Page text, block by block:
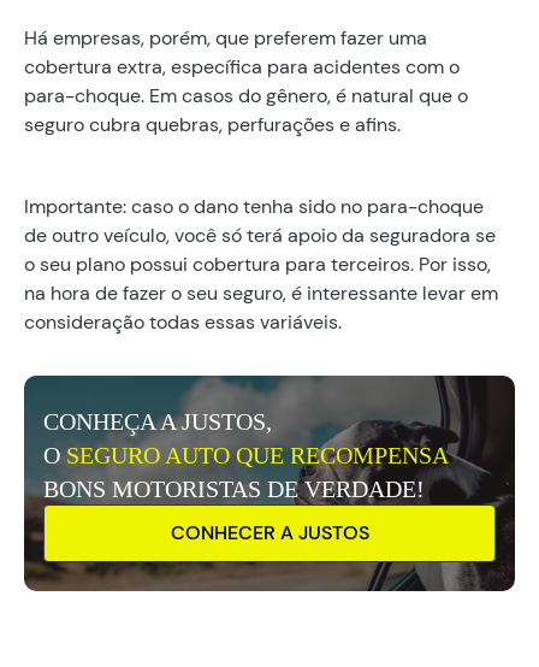
Há empresas, porém, que preferem fazer uma
cobertura extra, específica para acidentes com o
para-choque. Em casos do gênero, é natural que o
seguro cubra quebras, perfurações e afins.
Importante: caso o dano tenha sido no para-choque
de outro veículo, você só terá apoio da seguradora se
o seu plano possui cobertura para terceiros. Por isso,
na hora de fazer o seu seguro, é interessante levar em
consideração todas essas variáveis.
CONHEÇA A JUSTOS,
OSEGURO AUTO QUE RECOMPENSA
BONS MOTORISTAS DE VERDADE!
CONHECER A JUSTOS